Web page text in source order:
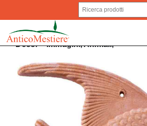
Decor>Immagini,Animali,